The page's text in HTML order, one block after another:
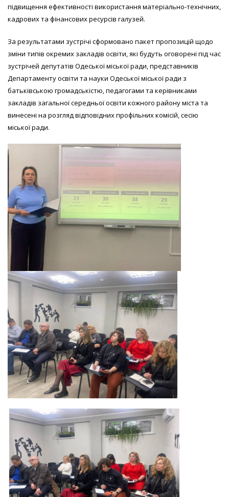
підвищення ефективності використання матеріально-технічних,
кадрових та фінансових ресурсів галузей.
За результатами зустрічі сформовано пакет пропозицій щодо
зміни типів окремих закладів освіти, які будуть оговорені під час
зустрічей депутатів Одеської міської ради, представників
Департаменту освіти та науки Одеської міської ради з
батьківською громадськістю, педагогами та керівниками
закладів загальної середньої освіти кожного району міста та
винесені на розгляд відповідних профільних комісій, сесію
міської ради.